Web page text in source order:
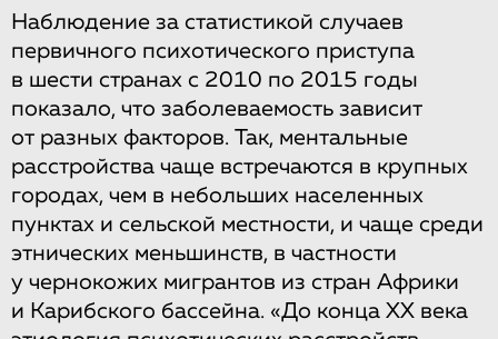
Наблюдение за статистикой случаев
первичного психотического приступа
в шести странах с 2010 по 2015 годы
показало, что заболеваемость зависит
от разных факторов. Так, ментальные
расстройства чаще встречаются в крупных
городах, чем в небольших населенных
пунктах и сельской местности, и чаще среди
этнических меньшинств, в частности
у чернокожих мигрантов из стран Африки
и Карибского бассейна. «До конца XX века